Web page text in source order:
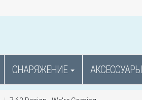
СНАРЯЖЕНИЕ АКСЕССУАРЫ